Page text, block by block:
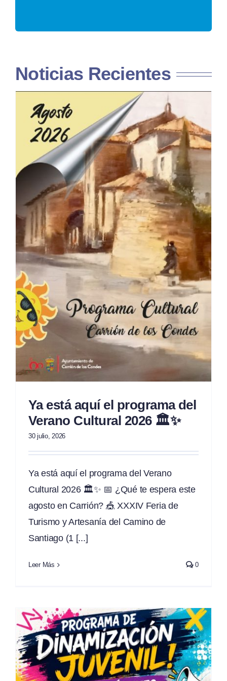
Noticias Recientes
Ya está aquí el programa del
Verano Cultural 2026 🏛️✨
30 julio, 2026
Ya está aquí el programa del Verano
Cultural 2026 🏛️✨ 📅 ¿Qué te espera este
agosto en Carrión? 🎪 XXXIV Feria de
Turismo y Artesanía del Camino de
Santiago (1 [...]
Leer Más 0